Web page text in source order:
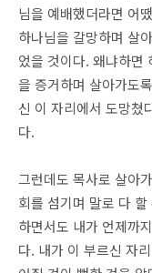
님을 예배했더라면 어
하나님을 갈망하며 살
었을 것이다. 왜냐하면
을 증거하며 살아가도
신 이 자리에서 도망쳤
다.
그런데도 목사로 살아
회를 섬기며 말로 다
하면서도 내가 언제까
다. 내가 이 부르신 자